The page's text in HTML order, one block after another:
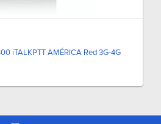
iTALKPTT AMÉRICA Red 3G-4G